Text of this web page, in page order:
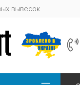
вывесок